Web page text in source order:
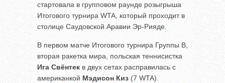
стартовала в групповом раунде розыгрыша
Итогового турнира WTA, который проходит в
столице Саудовской Аравии Эр-Рияде.
В первом матче Итогового турнира Группы B,
вторая ракетка мира, польская теннисистка
Ига Свёнтек в двух сетах расправилась с
американкой Мэдисон Киз (7 WTA).